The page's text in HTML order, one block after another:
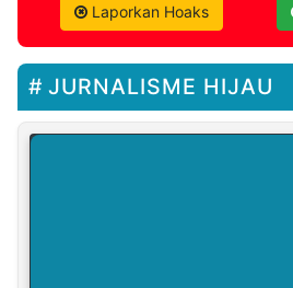
Laporkan Hoaks
JURNALISME HIJAU